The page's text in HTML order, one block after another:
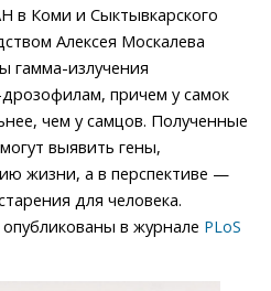
в Коми и Сыктывкарского
Алексея Москалева
гамма-излучения
причем у самок
чем у самцов. Полученные
выявить гены,
жизни, а в перспективе —
для человека.
в журнале PLoS